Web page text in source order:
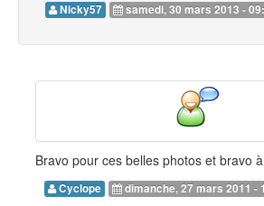
Nicky57 samedi, 30 mars 2013 -
Bravo pour ces belles photos et bravo
Cyclope dimanche, 27 mars 2011 -